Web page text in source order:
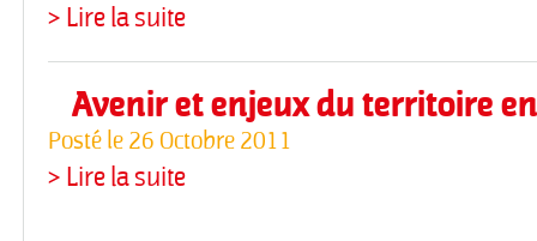
> Lire la suite
Avenir et enjeux du territoire
Posté le 26 Octobre 2011
> Lire la suite